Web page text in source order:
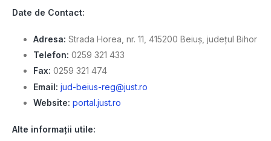
Date de Contact:
Adresa: Strada Horea, nr. 11, 415200 Beiuș, județul Bihor
Telefon: 0259 321 433
Fax: 0259 321 474
Email: jud-beius-reg@just.ro
Website: portal.just.ro
Alte informații utile: